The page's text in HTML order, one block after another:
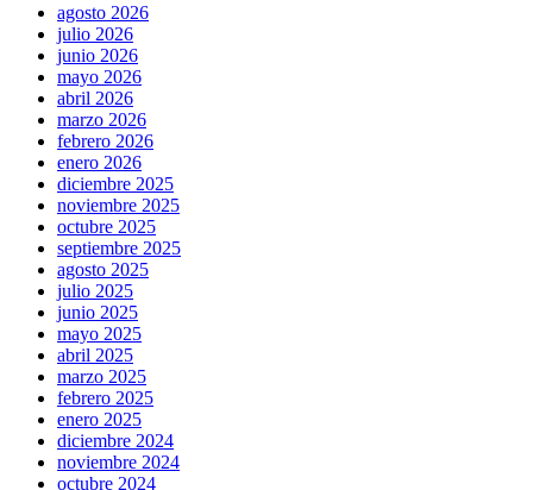
agosto 2026
julio 2026
junio 2026
mayo 2026
abril 2026
marzo 2026
febrero 2026
enero 2026
diciembre 2025
noviembre 2025
octubre 2025
septiembre 2025
agosto 2025
julio 2025
junio 2025
mayo 2025
abril 2025
marzo 2025
febrero 2025
enero 2025
diciembre 2024
noviembre 2024
octubre 2024